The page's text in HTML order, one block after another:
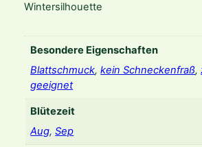
Wintersilhouette
Besondere Eigenschaften
Blattschmuck,kein Schneckenfraß,
geeignet
Blütezeit
Aug,Sep